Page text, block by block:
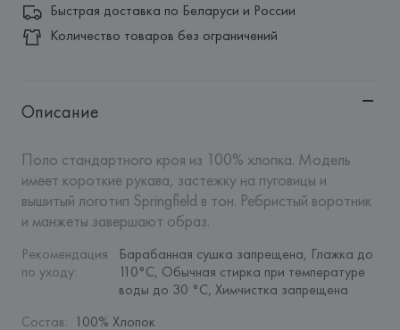
Быстрая доставка по Беларуси и России
Количество товаров без ограничений
Описание
Поло стандартного кроя из 100% хлопка. Модель
имеет короткие рукава, застежку на пуговицы и
вышитый логотип Springfield в тон. Ребристый воротник
и манжеты завершают образ.
Рекомендация
по уходу:
Барабанная сушка запрещена, Глажка до
110°C, Обычная стирка при температуре
воды до 30 °C, Химчистка запрещена
Состав: 100% Хлопок